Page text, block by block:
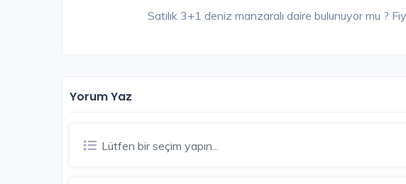
Satılık 3+1 deniz manzaralı daire bulunuyor mu ?
Yorum Yaz
Lütfen bir seçim yapın...